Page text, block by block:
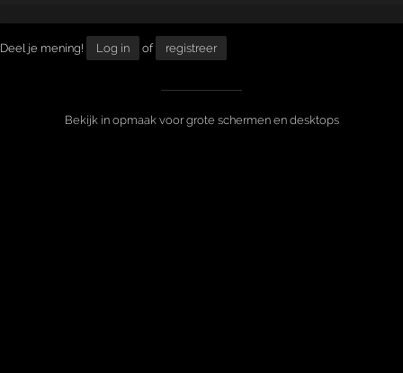
Deel je mening! Log in of registreer
Bekijk in opmaak voor grote schermen en desktops